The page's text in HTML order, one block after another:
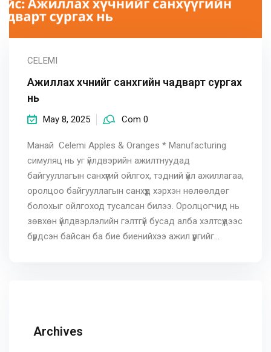
CELEMI
Ажиллах хүчнийг санхүүгийн чадварт сургах
нь
May 8, 2025 Com 0
Манай Celemi Apples & Oranges * Manufacturing
симуляц нь уг үйлдвэрийн ажилтнуудад
байгууллагын санхүүгий ойлгох, тэдний үйл ажиллагаа,
оролцоо байгууллагын санхүүд хэрхэн нөлөөлдөг
болохыг ойлгоход тусалсан билээ. Оролцогчид нь
зөвхөн үйлдвэрлэлийн гэлтгүй бусад алба хэлтсүүдээс
бүрдсэн байсан ба бие биенийхээ ажил үүргийг...
Archives